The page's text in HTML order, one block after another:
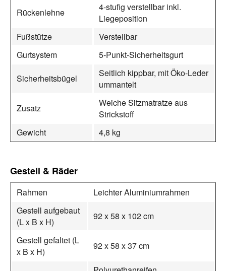
Rückenlehne
4-stufig verstellbar inkl.
Liegeposition
Fußstütze
Verstellbar
Gurtsystem
5-Punkt-Sicherheitsgurt
Sicherheitsbügel
Seitlich kippbar, mit Öko-Leder
ummantelt
Zusatz
Weiche Sitzmatratze aus
Strickstoff
Gewicht
4,8 kg
Gestell & Räder
Rahmen
Leichter Aluminiumrahmen
Gestell aufgebaut
(L x B x H)
92 x 58 x 102 cm
Gestell gefaltet (L
x B x H)
92 x 58 x 37 cm